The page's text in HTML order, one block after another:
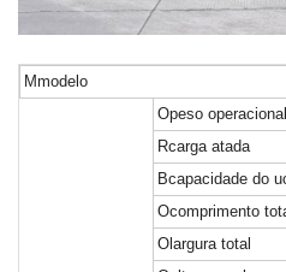
Mmodelo
Opeso operacional
Rcarga atada
Bcapacidade do
Ocomprimento
Olargura total